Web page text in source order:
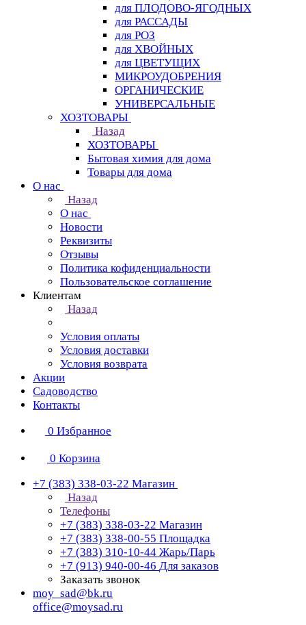
для ПЛОДОВО-ЯГОДНЫХ
для РАССАДЫ
для РОЗ
для ХВОЙНЫХ
для ЦВЕТУЩИХ
МИКРОУДОБРЕНИЯ
ОРГАНИЧЕСКИЕ
УНИВЕРСАЛЬНЫЕ
ХОЗТОВАРЫ
Назад
ХОЗТОВАРЫ
Бытовая химия для дома
Товары для дома
О нас
Назад
О нас
Новости
Реквизиты
Отзывы
Политика кофиденциальности
Пользовательское соглашение
Клиентам
Назад
Условия оплаты
Условия доставки
Условия возврата
Акции
Садоводство
Контакты
0 Избранное
0 Корзина
+7 (383) 338-03-22 Магазин
Назад
Телефоны
+7 (383) 338-03-22 Магазин
+7 (383) 338-00-55 Площадка
+7 (383) 310-10-44 Жарь/Парь
+7 (913) 940-00-46 Для заказов
Заказать звонок
moy_sad@bk.ru
office@moysad.ru